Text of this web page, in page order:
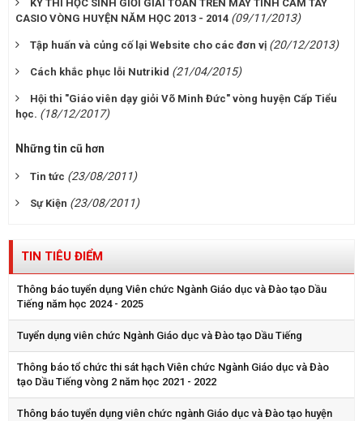
KỲ THI HỌC SINH GIỎI GIẢI TOÁN TRÊN MÁY TÍNH CẦM TAY
CASIO VÒNG HUYỆN NĂM HỌC 2013 - 2014 (09/11/2013)
Tập huấn và củng cố lại Website cho các đơn vị (20/12/2013)
Cách khắc phục lỗi Nutrikid (21/04/2015)
Hội thi "Giáo viên dạy giỏi Võ Minh Đức" vòng huyện Cấp Tiểu
học. (18/12/2017)
Những tin cũ hơn
Tin tức (23/08/2011)
Sự Kiện (23/08/2011)
TIN TIÊU ĐIỂM
Thông báo tuyển dụng Viên chức Ngành Giáo dục và Đào tạo Dầu
Tiếng năm học 2024 - 2025
Tuyển dụng viên chức Ngành Giáo dục và Đào tạo Dầu Tiếng
Thông báo tổ chức thi sát hạch Viên chức Ngành Giáo dục và Đào
tạo Dầu Tiếng vòng 2 năm học 2021 - 2022
Thông báo tuyển dụng viên chức ngành Giáo dục và Đào tạo huyện